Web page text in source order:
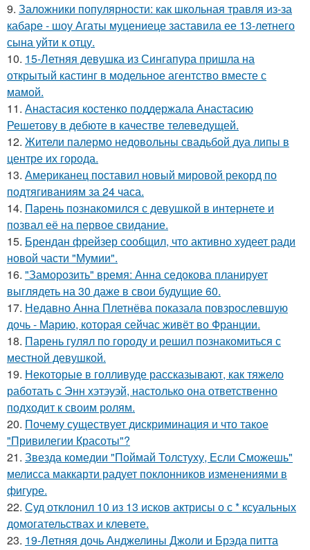
9. Заложники популярности: как школьная травля из-за
кабаре - шоу Агаты муцениеце заставила ее 13-летнего
сына уйти к отцу.
10. 15-Летняя девушка из Сингапура пришла на
открытый кастинг в модельное агентство вместе с
мамой.
11. Анастасия костенко поддержала Анастасию
Решетову в дебюте в качестве телеведущей.
12. Жители палермо недовольны свадьбой дуа липы в
центре их города.
13. Американец поставил новый мировой рекорд по
подтягиваниям за 24 часа.
14. Парень познакомился с девушкой в интернете и
позвал её на первое свидание.
15. Брендан фрейзер сообщил, что активно худеет ради
новой части "Мумии".
16. "Заморозить" время: Анна седокова планирует
выглядеть на 30 даже в свои будущие 60.
17. Недавно Анна Плетнёва показала повзрослевшую
дочь - Марию, которая сейчас живёт во Франции.
18. Парень гулял по городу и решил познакомиться с
местной девушкой.
19. Некоторые в голливуде рассказывают, как тяжело
работать с Энн хэтэуэй, настолько она ответственно
подходит к своим ролям.
20. Почему существует дискриминация и что такое
"Привилегии Красоты"?
21. Звезда комедии "Поймай Толстуху, Если Сможешь"
мелисса маккарти радует поклонников изменениями в
фигуре.
22. Суд отклонил 10 из 13 исков актрисы о с * ксуальных
домогательствах и клевете.
23. 19-Летняя дочь Анджелины Джоли и Брэда питта